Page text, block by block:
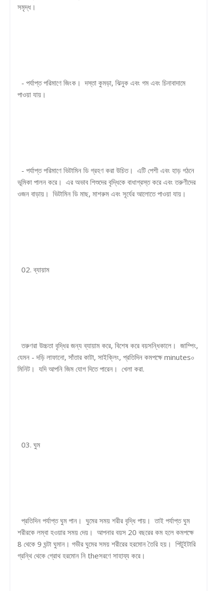
সমৃদ্ধ।
- পর্যাপ্ত পরিমাণে জিংক। দস্তা কুমড়া, ঝিনুক এবং গম এবং চিনাবাদামে
পাওয়া যায়।
- পর্যাপ্ত পরিমাণে ভিটামিন ডি গ্রহণ করা উচিত। এটি পেশী এবং হাড় গঠনে
ভূমিকা পালন করে। এর অভাব শিশুদের বৃদ্ধিকে বাধাগ্রস্ত করে এবং তরুণীদের
ওজন বাড়ায়। ভিটামিন ডি মাছ, মাশরুম এবং সূর্যের আলোতে পাওয়া যায়।
02. ব্যায়াম
তরুণরা উচ্চতা বৃদ্ধির জন্য ব্যায়াম করে, বিশেষ করে বয়সন্ধিকালে। জাম্পিং,
যেমন - দড়ি লাফানো, সাঁতার কাটা, সাইক্লিং, প্রতিদিন কমপক্ষে minutes০
মিনিট। যদি আপনি জিম যোগ দিতে পারেন। খেলা করা.
03. ঘুম
প্রতিদিন পর্যাপ্ত ঘুম পান। ঘুমের সময় শরীর বৃদ্ধি পায়। তাই পর্যাপ্ত ঘুম
শরীরকে লম্বা হওয়ার সময় দেয়। আপনার বয়স 20 বছরের কম হলে কমপক্ষে
8 থেকে 9 ঘন্টা ঘুমান। গভীর ঘুমের সময় শরীরের হরমোন তৈরি হয়। পিটুইটারি
গ্রন্থি থেকে গ্রোথ হরমোন নি theসরণে সাহায্য করে।